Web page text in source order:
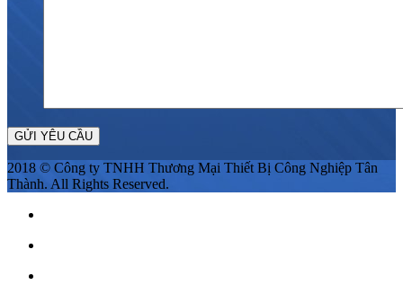
2018 © Công ty TNHH Thương Mại Thiết Bị Công Nghiệp Tân
Thành. All Rights Reserved.